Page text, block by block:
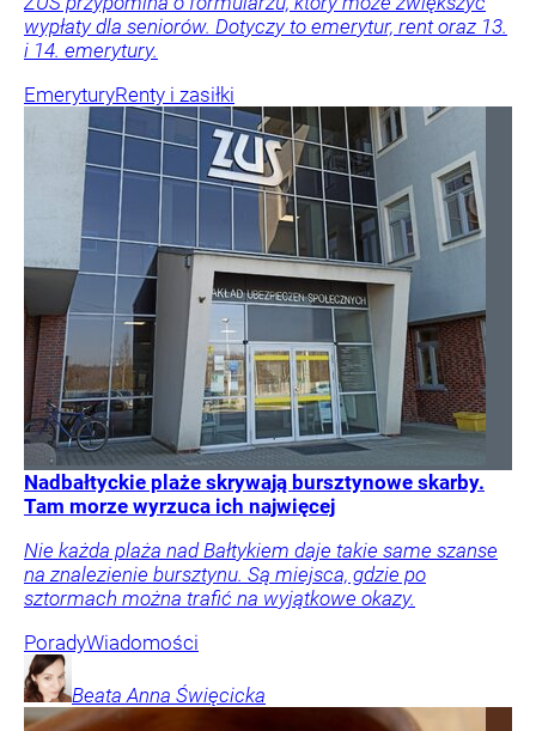
wypłaty dla seniorów. Dotyczy to emerytur, rent oraz 13.
i 14. emerytury.
EmeryturyRenty i zasiłki
Nadbałtyckie plaże skrywają bursztynowe skarby.
Tam morze wyrzuca ich najwięcej
Nie każda plaża nad Bałtykiem daje takie same szanse
na znalezienie bursztynu. Są miejsca, gdzie po
sztormach można trafić na wyjątkowe okazy.
PoradyWiadomości
Beata Anna Święcicka